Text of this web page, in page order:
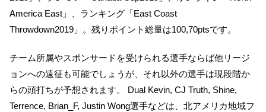
America East」、ランキング「East Coast
Throwdown2019」。残りポイント総量は100,70ptsです。
チーム所属やスポンサードを受けられる選手ならば他リージ
ョンへの遠征も可能でしょうが、それ以外の選手は現段階か
らの頭打ちが予想されます。 Dual Kevin, CJ Truth, Shine,
Terrence, Brian_F, Justin Wong選手などは、北アメリカ地域フ